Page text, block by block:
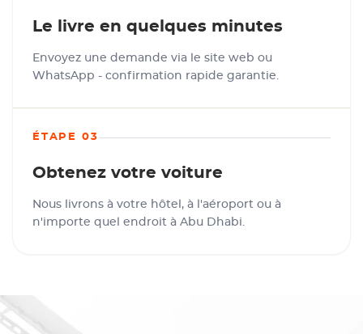
Le livre en quelques minutes
Envoyez une demande via le site web ou
WhatsApp - confirmation rapide garantie.
ÉTAPE 03
Obtenez votre voiture
Nous livrons à votre hôtel, à l'aéroport ou à
n'importe quel endroit à Abu Dhabi.